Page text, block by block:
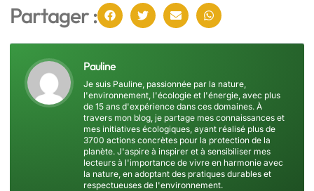
Partager :
Pauline
Je suis Pauline, passionnée par la nature,
l'environnement, l'écologie et l'énergie, avec plus
de 15 ans d'expérience dans ces domaines. À
travers mon blog, je partage mes connaissances et
mes initiatives écologiques, ayant réalisé plus de
3700 actions concrètes pour la protection de la
planète. J'aspire à inspirer et à sensibiliser mes
lecteurs à l'importance de vivre en harmonie avec
la nature, en adoptant des pratiques durables et
respectueuses de l'environnement.